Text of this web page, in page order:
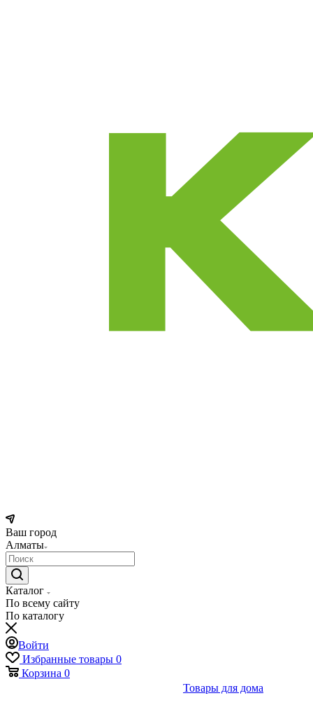
Ваш город
Алматы
Каталог
По всему сайту
По каталогу
Войти
Избранные товары 0
Корзина 0
Товары для дома